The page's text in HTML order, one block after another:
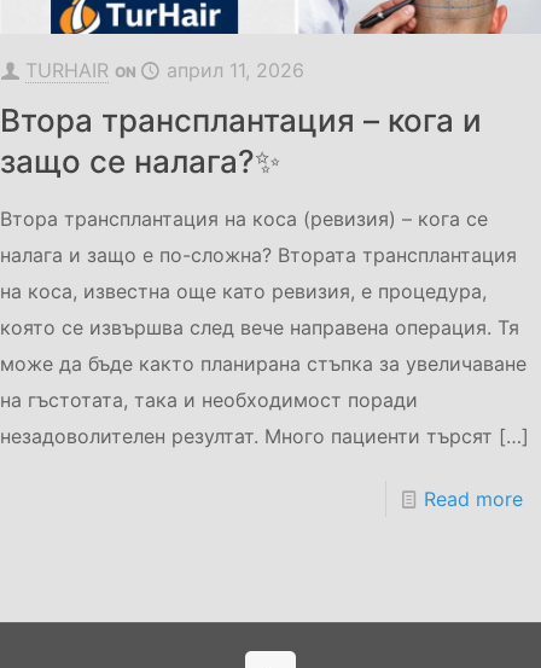
TURHAIR ON април 11, 2026
Втора трансплантация – кога и
защо се налага?✨
Втора трансплантация на коса (ревизия) – кога се
налага и защо е по-сложна? Втората трансплантация
на коса, известна още като ревизия, е процедура,
която се извършва след вече направена операция. Тя
може да бъде както планирана стъпка за увеличаване
на гъстотата, така и необходимост поради
незадоволителен резултат. Много пациенти търсят […]
Read more